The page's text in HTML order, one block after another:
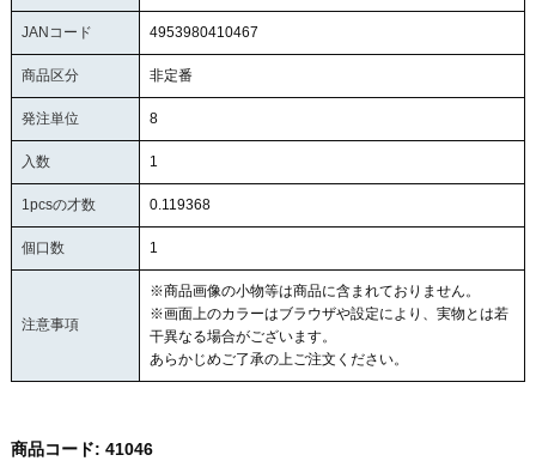
JANコード 4953980410467
商品区分 非定番
発注単位 8
入数 1
1pcsの才数 0.119368
個口数 1
注意事項
※商品画像の小物等は商品に含まれておりません。
※画面上のカラーはブラウザや設定により、実物とは若
干異なる場合がございます。
あらかじめご了承の上ご注文ください。
商品コード: 41046